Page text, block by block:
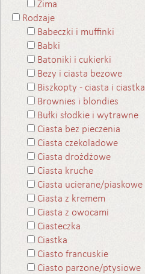
Zima
Rodzaje
Babeczki i muffinki
Babki
Batoniki i cukierki
Bezy i ciasta bezowe
Biszkopty - ciasta i ciastka
Brownies i blondies
Bułki słodkie i wytrawne
Ciasta bez pieczenia
Ciasta czekoladowe
Ciasta drożdżowe
Ciasta kruche
Ciasta ucierane/piaskowe
Ciasta z kremem
Ciasta z owocami
Ciasteczka
Ciastka
Ciasto francuskie
Ciasto parzone/ptysiowe